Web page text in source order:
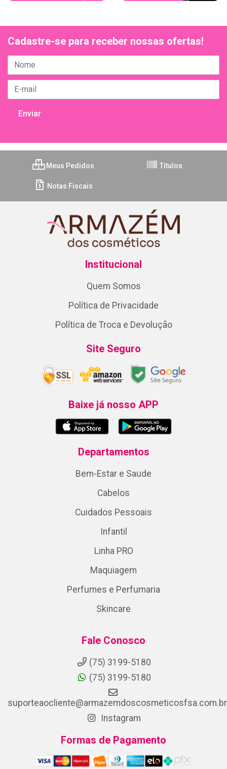
Cadastre-se para receber nossas ofertas!
Meus Pedidos Títulos
Notas Fiscais
Institucional
Quem Somos
Política de Privacidade
Política de Troca e Devolução
Site Seguro
Baixe já nosso APP
Departamentos
Bem-Estar e Saude
Cabelos
Cuidados Pessoais
Infantil
Linha PRO
Maquiagem
Perfumes e Perfumaria
Skincare
Fale Conosco
(75) 3199-5180
(75) 3199-5180
suporteaocliente@armazemdoscosmeticosfsa.com.br
Instagram
Formas de Pagamento